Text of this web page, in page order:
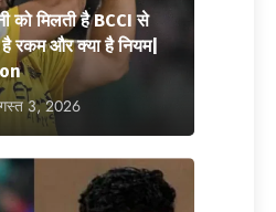
को मिलती है BCCI से
रकम और क्या है नियम|
3, 2026